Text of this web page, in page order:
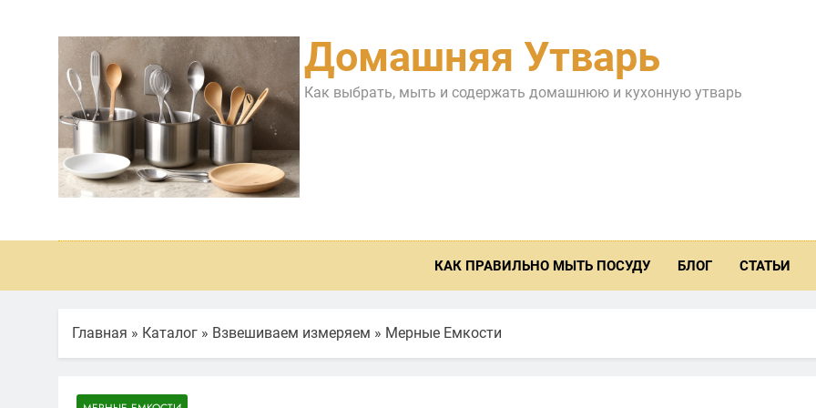
содержимому
Домашняя Утварь
Как выбрать, мыть и содержать домашнюю и кухонную утварь
КАК ПРАВИЛЬНО МЫТЬ ПОСУДУ БЛОГ СТАТЬИ
Главная » Каталог » Взвешиваем измеряем » Мерные Емкости